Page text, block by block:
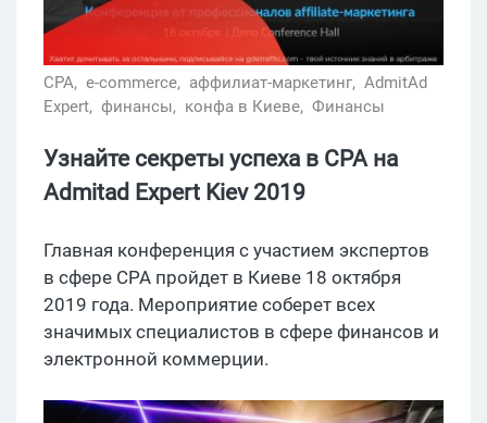
CPA, e-commerce, аффилиат-маркетинг, AdmitAd
Expert, финансы, конфа в Киеве, Финансы
Узнайте секреты успеха в CPA на
Admitad Expert Kiev 2019
Главная конференция с участием экспертов
в сфере CPA пройдет в Киеве 18 октября
2019 года. Мероприятие соберет всех
значимых специалистов в сфере финансов и
электронной коммерции.